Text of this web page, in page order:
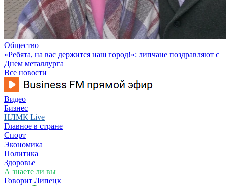
Общество
«Ребята, на вас держится наш город!»: липчане поздравляют с
Днем металлурга
Все новости
Видео
Бизнес
НЛМК Live
Главное в стране
Спорт
Экономика
Политика
Здоровье
А знаете ли вы
Говорит Липецк